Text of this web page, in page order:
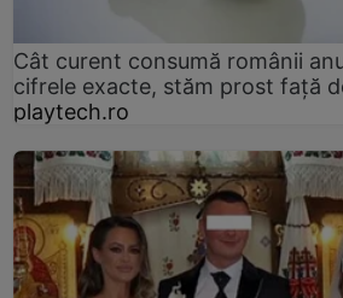
Cât curent consumă românii
cifrele exacte, stăm prost faţă
playtech.ro